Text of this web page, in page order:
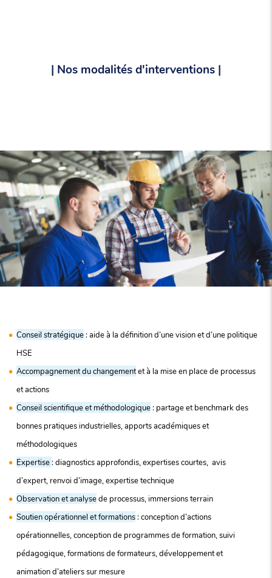
| Nos modalités d'interventions |
Conseil stratégique: aide à la définition d’une vision et d’une politique
HSE
Accompagnement du changementet à la mise en place de processus
et actions
Conseil scientifique et méthodologique: partage et benchmark des
bonnes pratiques industrielles, apports académiques et
méthodologiques
Expertise: diagnostics approfondis, expertises courtes, avis
d’expert, renvoi d’image, expertise technique
Observation et analysede processus, immersions terrain
Soutien opérationnel et formations: conception d’actions
opérationnelles, conception de programmes de formation, suivi
pédagogique, formations de formateurs, développement et
animation d’ateliers sur mesure